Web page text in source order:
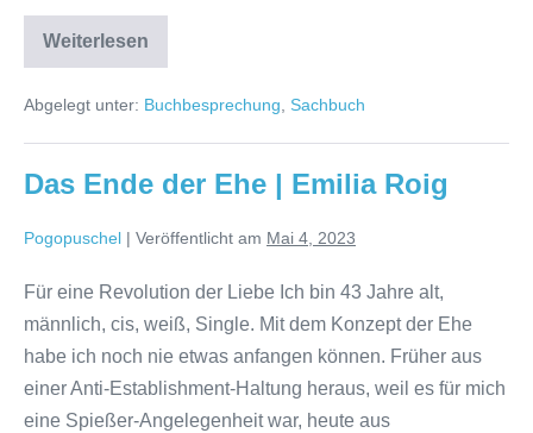
Weiterlesen
–
Das
Alice
B.
Julie
Abgelegt unter: Buchbesprechung, Sachbuch
Das Ende der Ehe | Emilia Roig
Pogopuschel | Veröffentlicht am Mai 4, 2023
Für eine Revolution der Liebe Ich bin 43 Jahre alt,
männlich, cis, weiß, Single. Mit dem Konzept der Ehe
habe ich noch nie etwas anfangen können. Früher aus
einer Anti-Establishment-Haltung heraus, weil es für mich
eine Spießer-Angelegenheit war, heute aus